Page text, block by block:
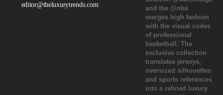
editor@theluxurytrends.com